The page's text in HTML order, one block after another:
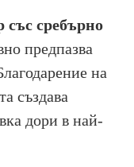
със сребърно
предпазва
на
създава
дори в най-